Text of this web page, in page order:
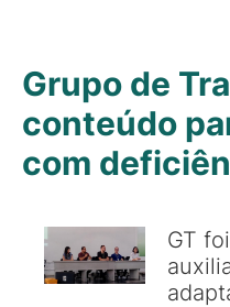
Grupo de
conteúdo
com
GT